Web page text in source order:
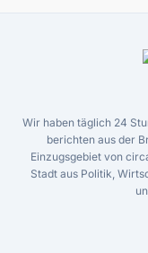
Wir haben täglich 24
berichten aus der
Einzugsgebiet von
Stadt aus Politik,